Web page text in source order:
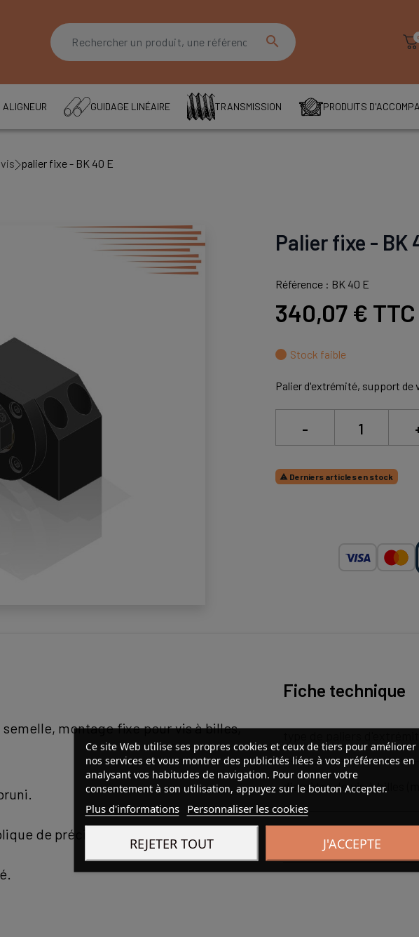
search
GUIDAGE LINÉAIRE TRANSMISSION PRODUITS
palier fixe - BK 40 E
Palier fixe - BK
Référence : BK 40 E
340,07 € TTC
Stock faible
Palier d'extrémité, support de
-
 Derniers articles en stock
montage fixe pour vis à billes,
de précision.
Fiche technique
diamètre de vis à billes
montage
Ce site Web utilise ses propres cookies et ceux de tiers pour améliorer
nos services et vous montrer des publicités liées à vos préférences en
analysant vos habitudes de navigation. Pour donner votre
consentement à son utilisation, appuyez sur le bouton Accepter.
Plus d'informations Personnaliser les cookies
REJETER TOUT J'ACCEPTE